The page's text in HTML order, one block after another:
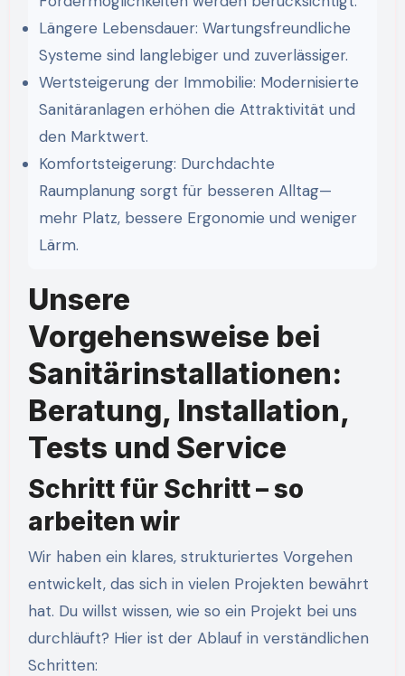
Längere Lebensdauer: Wartungsfreundliche
Systeme sind langlebiger und zuverlässiger.
Wertsteigerung der Immobilie: Modernisierte
Sanitäranlagen erhöhen die Attraktivität und
den Marktwert.
Komfortsteigerung: Durchdachte
Raumplanung sorgt für besseren Alltag—
mehr Platz, bessere Ergonomie und weniger
Lärm.
Unsere
Vorgehensweise bei
Sanitärinstallationen:
Beratung, Installation,
Tests und Service
Schritt für Schritt – so
arbeiten wir
Wir haben ein klares, strukturiertes Vorgehen
entwickelt, das sich in vielen Projekten bewährt
hat. Du willst wissen, wie so ein Projekt bei uns
durchläuft? Hier ist der Ablauf in verständlichen
Schritten: